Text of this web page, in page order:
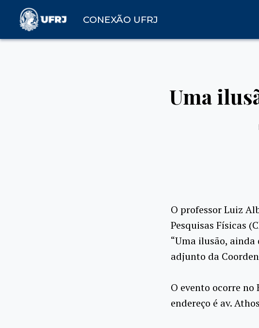
CONEXÃO UFRJ
Uma
O professor Luiz
Pesquisas Físicas
“Uma ilusão,
adjunto da
O evento ocorre no
endereço é av.